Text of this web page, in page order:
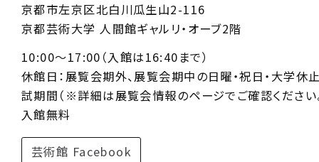
京都市左京区北白川瓜生山2-116
京都芸術大学 人間館ギャルリ・オーブ2階
10:00〜17:00（入館は16:40まで）
休館日：展覧会期外、展覧会期中の日曜・祝日・大学休
試期間（※詳細は展覧会情報のページでご確認ください
入館無料
芸術館 Facebook